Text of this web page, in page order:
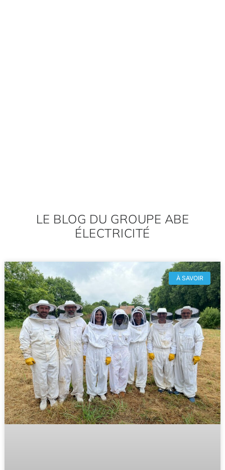
LE BLOG DU GROUPE ABE
ÉLECTRICITÉ
À SAVOIR